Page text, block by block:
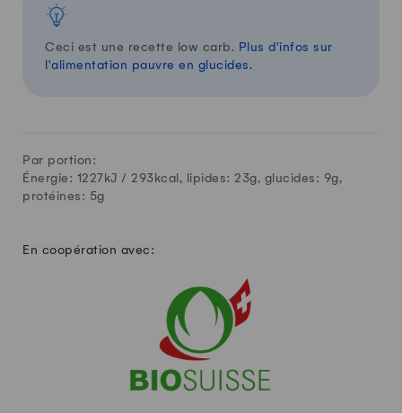
Ceci est une recette low carb. Plus d'infos sur
l'alimentation pauvre en glucides.
Par portion:
Énergie: 1227kJ / 293 kcal, lipides: 23g, glucides: 9g,
protéines: 5g
En coopération avec: